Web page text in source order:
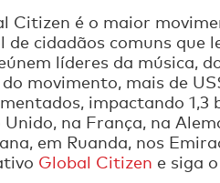
Citizen é o maior
de cidadãos comuns que
líderes da música,
movimento, mais de
impactando
Unido, na França, na
em Ruanda, nos
Global Citizen e siga